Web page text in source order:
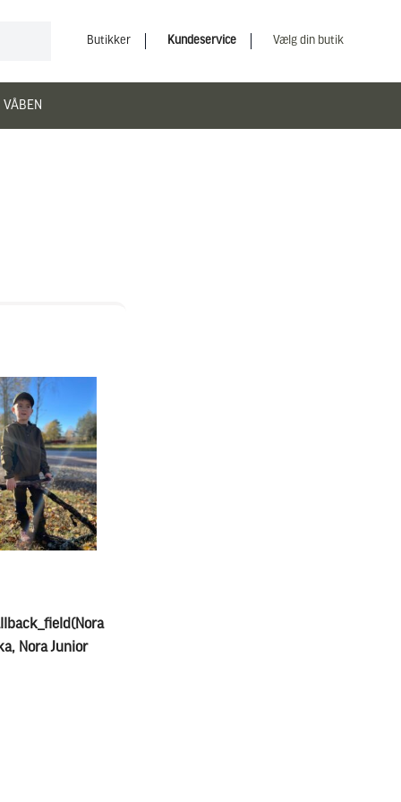
Butikker Kundeservice Vælg din butik
VÅBEN
Nora Junior